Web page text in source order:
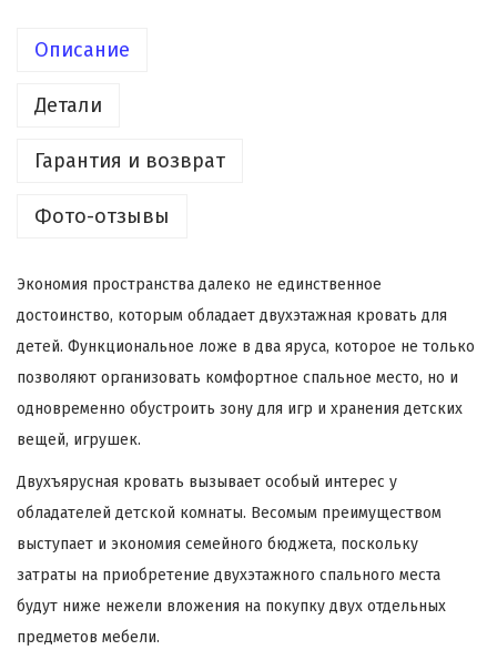
Описание
Детали
Гарантия и возврат
Фото-отзывы
Экономия пространства далеко не единственное
достоинство, которым обладает двухэтажная кровать для
детей. Функциональное ложе в два яруса, которое не только
позволяют организовать комфортное спальное место, но и
одновременно обустроить зону для игр и хранения детских
вещей, игрушек.
Двухъярусная кровать вызывает особый интерес у
обладателей детской комнаты. Весомым преимуществом
выступает и экономия семейного бюджета, поскольку
затраты на приобретение двухэтажного спального места
будут ниже нежели вложения на покупку двух отдельных
предметов мебели.